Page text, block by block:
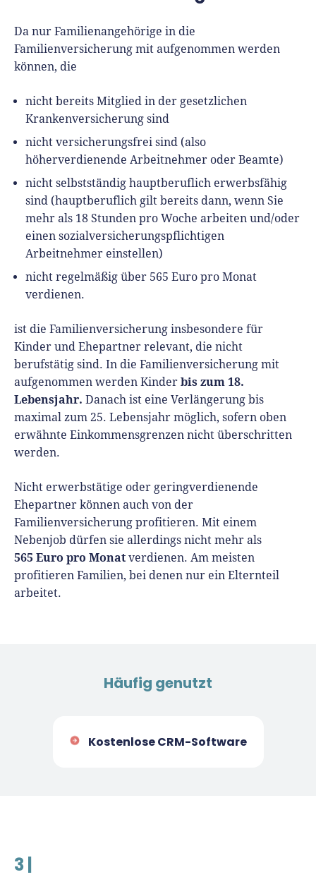
Da nur Familienangehörige in die
Familienversicherung mit aufgenommen werden
können, die
nicht bereits Mitglied in der gesetzlichen
Krankenversicherung sind
nicht versicherungsfrei sind (also
höherverdienende Arbeitnehmer oder Beamte)
nicht selbstständig hauptberuflich erwerbsfähig
sind (hauptberuflich gilt bereits dann, wenn Sie
mehr als 18 Stunden pro Woche arbeiten und/oder
einen sozialversicherungspflichtigen
Arbeitnehmer einstellen)
nicht regelmäßig über 565 Euro pro Monat
verdienen.
ist die Familienversicherung insbesondere für
Kinder und Ehepartner relevant, die nicht
berufstätig sind. In die Familienversicherung mit
aufgenommen werden Kinder bis zum 18.
Lebensjahr. Danach ist eine Verlängerung bis
maximal zum 25. Lebensjahr möglich, sofern oben
erwähnte Einkommensgrenzen nicht überschritten
werden.
Nicht erwerbstätige oder geringverdienende
Ehepartner können auch von der
Familienversicherung profitieren. Mit einem
Nebenjob dürfen sie allerdings nicht mehr als
565 Euro pro Monat verdienen. Am meisten
profitieren Familien, bei denen nur ein Elternteil
arbeitet.
Häufig genutzt
Kostenlose CRM-Software
3 |